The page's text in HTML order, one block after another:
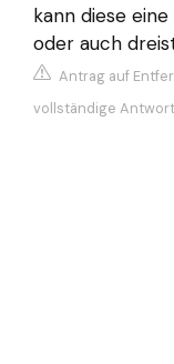
kann diese
oder auch
Antrag auf
vollständige